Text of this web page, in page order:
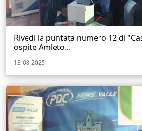
Rivedi la puntata numero 12 di
ospite Amleto...
13-08-2025